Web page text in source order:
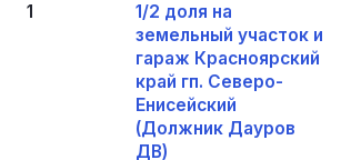
1
1/2 доля на
земельный участок и
гараж Красноярский
край гп. Северо-
Енисейский
(Должник Дауров
ДВ)